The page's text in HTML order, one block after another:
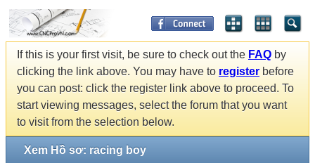
If this is your first visit, be sure to check out the FAQ by
clicking the link above. You may have to register before
you can post: click the register link above to proceed. To
start viewing messages, select the forum that you want
to visit from the selection below.
Xem Hồ sơ: racing boy